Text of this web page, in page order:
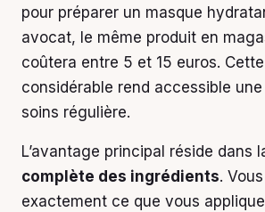
pour préparer un masque
avocat, le même produit en
coûtera entre 5 et 15 euros.
considérable rend accessible
soins régulière.
L’avantage principal réside dans
complète des ingrédients.
exactement ce que vous